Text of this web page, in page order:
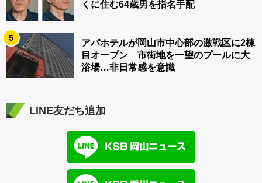
くに住む64歳男を指名手配
5
アパホテルが岡山市中心部の激戦区に2棟
目オープン 市街地を一望のプールに大
浴場…非日常感を意識
LINE友だち追加